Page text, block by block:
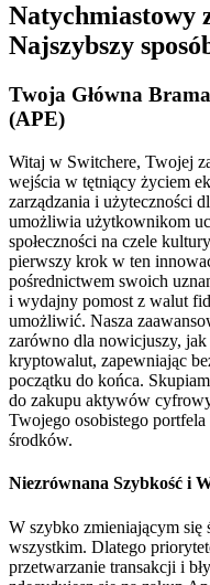
Natychmiastowy
Najszybszy
Twoja Główna
(APE)
Witaj w Switchere, Twojej
wejścia w tętniący życiem
zarządzania i użyteczności
umożliwia użytkownikom
społeczności na czele
pierwszy krok w ten
pośrednictwem swoich
i wydajny pomost z walut
umożliwić. Nasza
zarówno dla nowicjuszy,
kryptowalut, zapewniając
początku do końca.
do zakupu aktywów
Twojego osobistego
środków.
Niezrównana Szybkość i
W szybko zmieniającym się
wszystkim. Dlatego
przetwarzanie transakcji i